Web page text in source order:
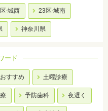
-城西 23区-城南
神奈川県
ード
おすすめ 土曜診療
予防歯科 夜遅く